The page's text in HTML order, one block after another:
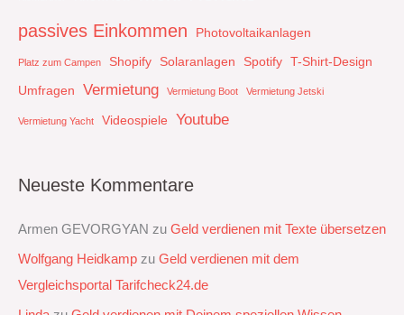
passives Einkommen Photovoltaikanlagen
Platz zum Campen Shopify Solaranlagen Spotify T-Shirt-Design
Umfragen
Vermietung Vermietung Boot Vermietung Jetski
Vermietung Yacht Videospiele Youtube
Neueste Kommentare
Armen GEVORGYAN zu Geld verdienen mit Texte übersetzen
Wolfgang Heidkamp zu Geld verdienen mit dem
Vergleichsportal Tarifcheck24.de